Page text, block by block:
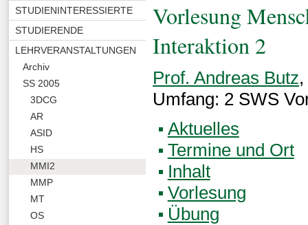
STUDIENINTERESSIERTE
STUDIERENDE
LEHRVERANSTALTUNGEN
Archiv
SS 2005
3DCG
AR
ASID
HS
MMI2
MMP
MT
OS
Vorlesung
Interaktion 2
Prof. Andreas Butz
Umfang: 2 SWS
Aktuelles
Termine und Ort
Inhalt
Vorlesung
Übung